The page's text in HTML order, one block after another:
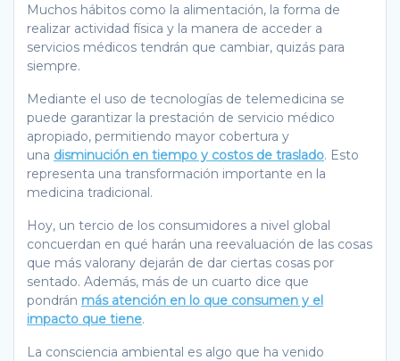
Muchos hábitos como la alimentación, la forma de
realizar actividad física y la manera de acceder a
servicios médicos tendrán que cambiar, quizás para
siempre.
Mediante el uso de tecnologías de telemedicina se
puede garantizar la prestación de servicio médico
apropiado, permitiendo mayor cobertura y
una disminución en tiempo y costos de traslado. Esto
representa una transformación importante en la
medicina tradicional.
Hoy, un tercio de los consumidores a nivel global
concuerdan en qué harán una reevaluación de las cosas
que más valorany dejarán de dar ciertas cosas por
sentado. Además, más de un cuarto dice que
pondrán más atención en lo que consumen y el
impacto que tiene.
La consciencia ambiental es algo que ha venido